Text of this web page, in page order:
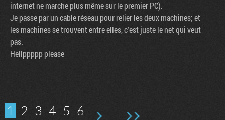
internet ne marche plus même sur le premier PC).
Je passe par un cable réseau pour relier les deux machines; et
les machines se trouvent entre elles, c'est juste le net qui veut
pas.
Hellppppp please
1 2 3 4 5 6